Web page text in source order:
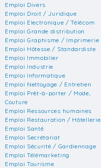
Emploi Divers
Emploi Droit / Juridique
Emploi Electronique / Télécom
Emploi Grande distribution
Emploi Graphisme / Imprimerie
Emploi Hôtesse / Standardiste
Emploi Immobilier
Emploi Industrie
Emploi Informatique
Emploi Nettoyage / Entretien
Emploi Prêt-à-porter / Mode,
Couture
Emploi Ressources humaines
Emploi Restauration / Hôtellerie
Emploi Santé
Emploi Secrétariat
Emploi Sécurité / Gardiennage
Emploi Télémarketing
Emploi Tourisme